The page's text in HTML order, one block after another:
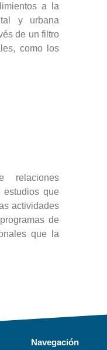
a la
y urbana
de un filtro
como los
relaciones
estudios que
actividades
de
que la
Navegación